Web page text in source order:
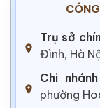
Trụ sở
Đình, Hà
Chi
phường